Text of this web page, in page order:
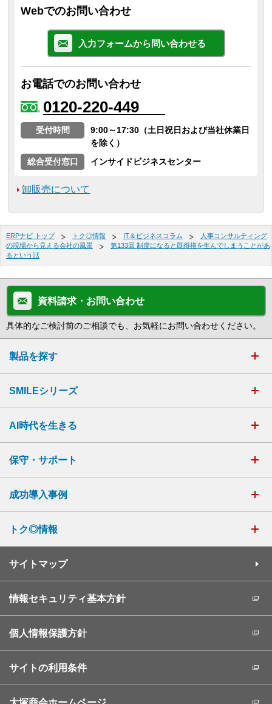
Webでのお問い合わせ
入力フォームから問い合わせる
お電話でのお問い合わせ
0120-220-449
受付時間
9:00～17:30（土日祝日および当社休業日
を除く）
総合受付窓口
インサイドビジネスセンター
卸販売について
ERPナビ トップ トク◎情報 IT＆ビジネスコラム
人事コンサルティング
の現場から見える会社の風景
第133回 制度になると既得権を生んでしまうことがあ
るという話
資料請求・お問い合わせ
具体的なご検討前のご相談でも、お気軽にお問い合わせください。
製品を探す
SMILEシリーズ
AI時代を生きる
保守・サポート
成功導入事例
トク◎情報
サイトマップ
情報セキュリティ基本方針
個人情報保護方針
サイトの利用条件